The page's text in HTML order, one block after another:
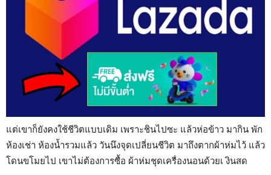
แต่เขาก็ยังคงใช้ชีวิตแบบเดิม เพราะชินไปซะ แล้วห่อข้าว มากิน พัก
ห้องเช่า ห้องน้ำรวมแล้ว วันนึงจุดเปลี่ยนชีวิต มาถึงตากผ้าห่มไว้ แล้ว
โดนขโมยไป เขาไม่ต้องการซื้อ ผ้าห่มชุดเครื่องนอนด้วยเ งินสด